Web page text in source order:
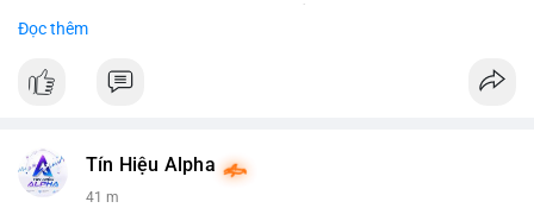
- Tác động: rủi ro cho thị trường crypto, tăng áp lực pháp lý.
#binancesquare
#vlikevn #titanbot
Đọc thêm
Tín Hiệu Alpha
41 m